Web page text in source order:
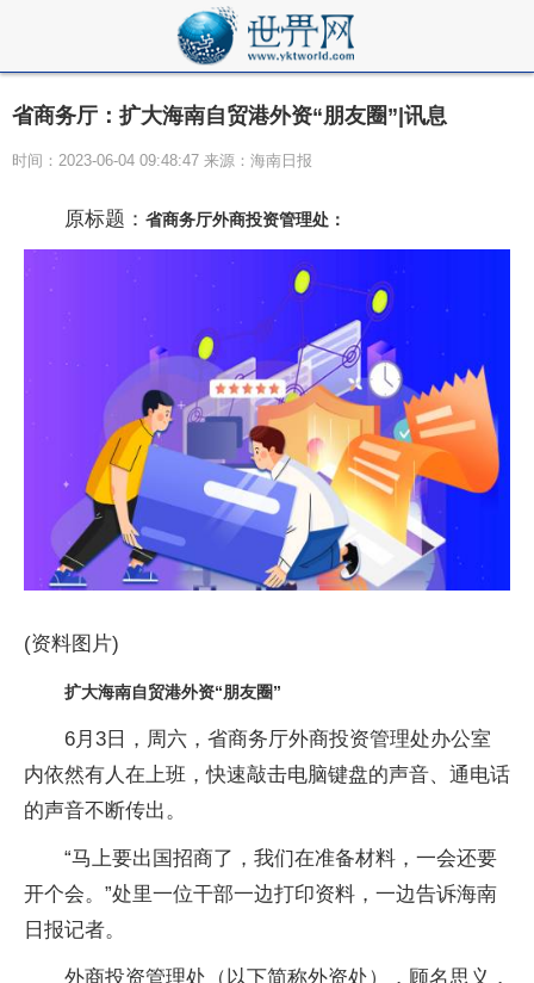
省商务厅：扩大海南自贸港外资“朋友圈”|讯息
时间：2023-06-04 09:48:47 来源：海南日报
原标题： 省商务厅外商投资管理处：
(资料图片)
扩大海南自贸港外资“朋友圈”
6月3日，周六，省商务厅外商投资管理处办公室
内依然有人在上班，快速敲击电脑键盘的声音、通电话
的声音不断传出。
“马上要出国招商了，我们在准备材料，一会还要
开个会。”处里一位干部一边打印资料，一边告诉海南
日报记者。
外商投资管理处（以下简称外资处），顾名思义，